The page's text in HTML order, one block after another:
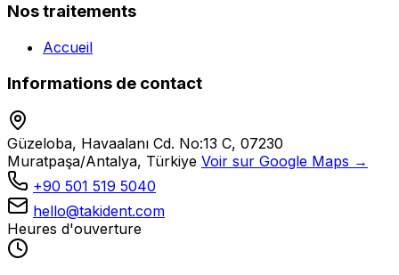
Nos traitements
Accueil
Informations de contact
Güzeloba, Havaalanı Cd. No:13 C, 07230
Muratpaşa/Antalya, Türkiye Voir sur Google Maps →
+90 501 519 5040
hello@takident.com
Heures d'ouverture